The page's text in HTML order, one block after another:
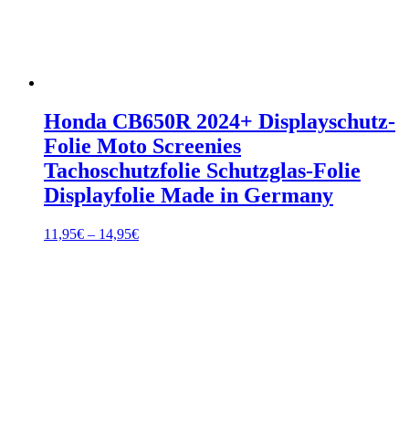
Honda CB650R 2024+ Displayschutz-
Folie Moto Screenies
Tachoschutzfolie Schutzglas-Folie
Displayfolie Made in Germany
11,95€ – 14,95€Preisspanne: